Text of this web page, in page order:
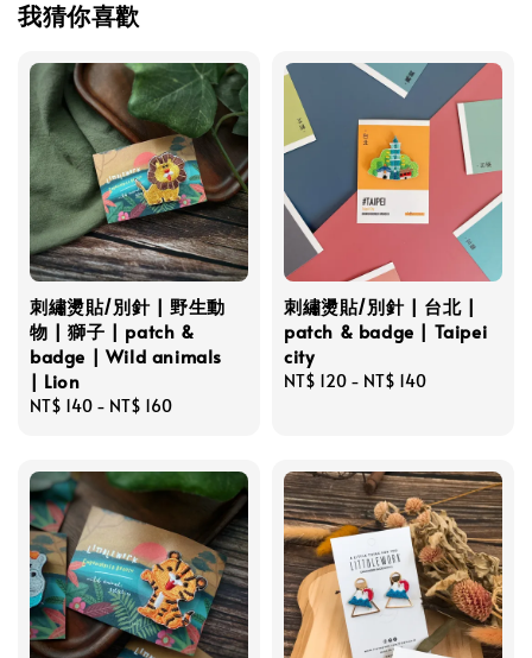
我猜你喜歡
刺繡燙貼/別針 | 野生動
物 | 獅子 | patch &
badge | Wild animals
| Lion
Regular
NT$ 140 - NT$ 160
刺繡燙貼/別針 | 台北 |
patch & badge | Taipei
city
Regular
NT$ 120 - NT$ 140